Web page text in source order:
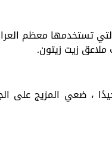
تستخدمها معظم
ملاعق زيت زيتون.
، ضعي المزيج على